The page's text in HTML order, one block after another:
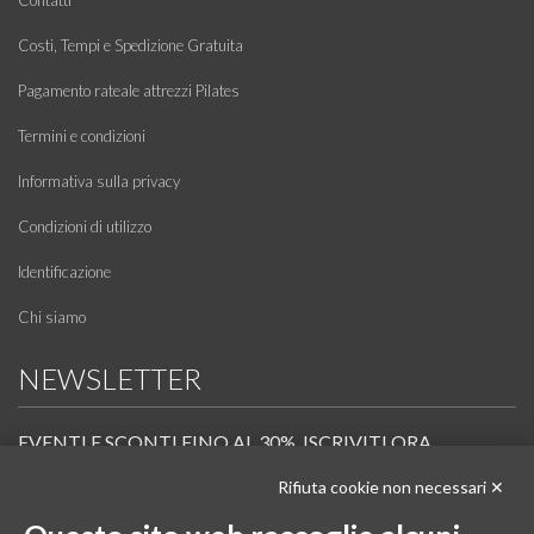
Costi, Tempi e Spedizione Gratuita
Pagamento rateale attrezzi Pilates
Termini e condizioni
Informativa sulla privacy
Condizioni di utilizzo
Identificazione
Chi siamo
NEWSLETTER
EVENTI E SCONTI FINO AL 30%. ISCRIVITI ORA.
Scopri in anteprima i nuovi prodotti, le promozioni riservate ai professionisti e resta
Rifiuta cookie non necessari ✕